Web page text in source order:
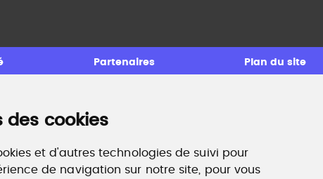
des cookies
et d'autres technologies de suivi pour
de navigation sur notre site, pour vous
Partenaires Plan du site
Accompagnement professionnel
recherche d'emploi, entretien conseil.
www.profilculture-competences.com